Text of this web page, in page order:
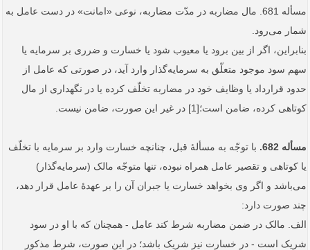
مسأله 681. مال مضاربه در مدّت مضاربه، نوعی «امانت» در دست عامل به
شمار می‌رود.
بنابراین، اگر از بین برود یا معیوب شود یا خسارت و ضرری بر سرمایه یا
سهم سود موجود متعلّق به سرمایه‌گذار وارد آید، در صورتی که عامل از
حدود قرارداد یا وظایف خود در مضاربه تخلّف کرده یا در نگهداری از مال
کوتاهی کرده، ضامن است؛[1] در غیر این صورت، ضامن نیست.
مسأله 682.
با توجّه به مسألۀ قبل، چنانچه خسارت وارد بر سرمایه با تخلّف
یا کوتاهی و تقصیر عامل همراه نبوده، تنها متوجّه مالک (سرمایه‌گذار)
می‌باشد و اگر وی بخواهد خسارت یا جبران آن را بر عهدۀ عامل قرار دهد،
چند صورت دارد:
الف. مالک در ضمن مضاربه شرط کند عامل - همچنان که با او در سود
شریک است - در خسارت نیز شریک باشد؛ در این صورت، شرط مذکور